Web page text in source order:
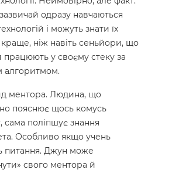
одразу навчаються
і можуть знати їх
ніж навіть сеньйори, що
працюють у своєму стеку за
алгоритмом.
ментора. Людина, що
пояснює щось комусь
сама поліпшує знання
Особливо якщо учень
питання. Джун може
свого ментора й